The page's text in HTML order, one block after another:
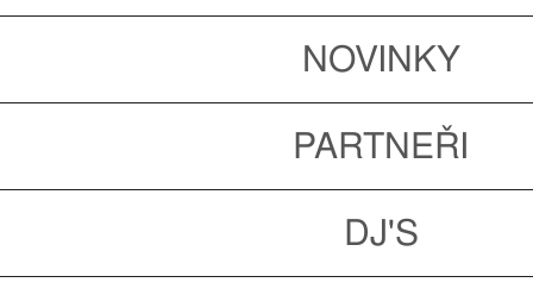
NOVINKY
PARTNEŘI
DJ'S